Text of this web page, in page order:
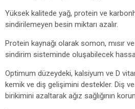
Yüksek kalitede yağ, protein ve
sindirilemeyen besin miktarı azalır.
Protein kaynağı olarak somon, mısır
sindirim sisteminde oluşabilecek
Optimum düzeydeki, kalsiyum ve D
kemik ve diş gelişimini destekler. Diş
birikimini azaltarak ağız sağlığının